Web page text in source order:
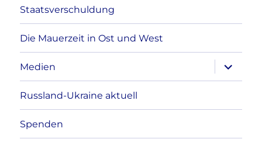
Staatsverschuldung
Die Mauerzeit in Ost und West
Medien
anzeigen
Russland-Ukraine aktuell
Spenden